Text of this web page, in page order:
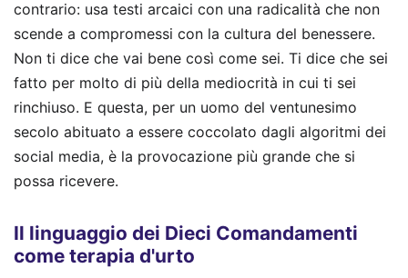
contrario: usa testi arcaici con una radicalità che non
scende a compromessi con la cultura del benessere.
Non ti dice che vai bene così come sei. Ti dice che sei
fatto per molto di più della mediocrità in cui ti sei
rinchiuso. E questa, per un uomo del ventunesimo
secolo abituato a essere coccolato dagli algoritmi dei
social media, è la provocazione più grande che si
possa ricevere.
Il linguaggio dei Dieci Comandamenti
come terapia d'urto